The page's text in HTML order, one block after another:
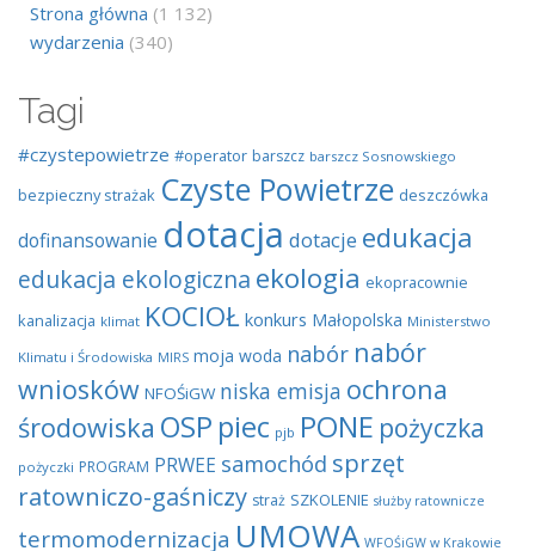
Strona główna (1 132)
wydarzenia (340)
Tagi
#czystepowietrze #operator barszcz barszcz Sosnowskiego
bezpieczny strażak Czyste Powietrze deszczówka
dofinansowanie dotacja dotacje edukacja
edukacja ekologiczna ekologia ekopracownie
kanalizacja klimat KOCIOŁ konkurs Małopolska Ministerstwo
Klimatu i Środowiska MIRS moja woda nabór nabór
wniosków NFOŚiGW niska emisja ochrona
środowiska OSP piec pjb PONE pożyczka
pożyczki PROGRAM PRWEE samochód sprzęt
ratowniczo-gaśniczy straż SZKOLENIE służby ratownicze
termomodernizacja UMOWA WFOŚiGW w Krakowie